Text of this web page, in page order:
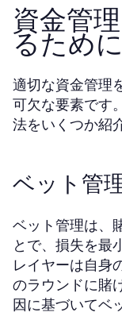
資金管
るために
適切な資金管理
可欠な要素です
法をいくつか紹
ベット管
ベット管理は、
とで、損失を最
レイヤーは自身
のラウンドに賭
因に基づいてベ